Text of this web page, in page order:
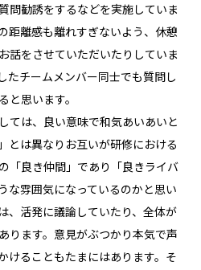
問勧誘をするなどを実施していま
距離感も離れすぎないよう、休憩
話をさせていただいたりしていま
たチームメンバー同士でも質問し
と思います。
ては、良い意味で和気あいあいと
とは異なりお互いが研修における
「良き仲間」であり「良きライバ
な雰囲気になっているのかと思い
、活発に議論していたり、全体が
ります。意見がぶつかり本気で声
けることもたまにはあります。そ